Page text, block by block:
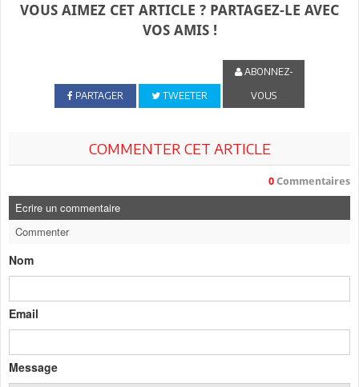
VOUS AIMEZ CET ARTICLE ? PARTAGEZ-LE AVEC
VOS AMIS !
PARTAGER TWEETER
ABONNEZ-
VOUS
COMMENTER CET ARTICLE
0 Commentaires
Ecrire un commentaire
Commenter
Nom
Email
Message